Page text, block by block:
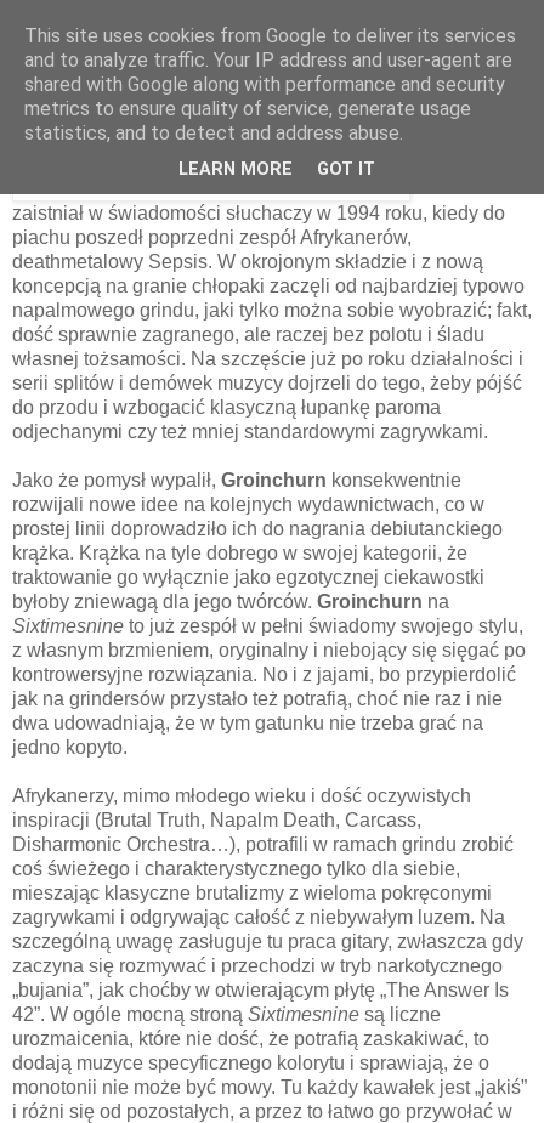
29 października 2023
Groinchurn – Sixtimesnine [1997]
zaistniał w świadomości słuchaczy w 1994 roku, kiedy do
piachu poszedł poprzedni zespół Afrykanerów,
deathmetalowy Sepsis. W okrojonym składzie i z nową
koncepcją na granie chłopaki zaczęli od najbardziej typowo
napalmowego grindu, jaki tylko można sobie wyobrazić; fakt,
dość sprawnie zagranego, ale raczej bez polotu i śladu
własnej tożsamości. Na szczęście już po roku działalności i
serii splitów i demówek muzycy dojrzeli do tego, żeby pójść
do przodu i wzbogacić klasyczną łupankę paroma
odjechanymi czy też mniej standardowymi zagrywkami.
Jako że pomysł wypalił, Groinchurn konsekwentnie
rozwijali nowe idee na kolejnych wydawnictwach, co w
prostej linii doprowadziło ich do nagrania debiutanckiego
krążka. Krążka na tyle dobrego w swojej kategorii, że
traktowanie go wyłącznie jako egzotycznej ciekawostki
byłoby zniewagą dla jego twórców. Groinchurn na
Sixtimesnine to już zespół w pełni świadomy swojego stylu,
z własnym brzmieniem, oryginalny i niebojący się sięgać po
kontrowersyjne rozwiązania. No i z jajami, bo przypierdolić
jak na grindersów przystało też potrafią, choć nie raz i nie
dwa udowadniają, że w tym gatunku nie trzeba grać na
jedno kopyto.
Afrykanerzy, mimo młodego wieku i dość oczywistych
inspiracji (Brutal Truth, Napalm Death, Carcass,
Disharmonic Orchestra…), potrafili w ramach grindu zrobić
coś świeżego i charakterystycznego tylko dla siebie,
mieszając klasyczne brutalizmy z wieloma pokręconymi
zagrywkami i odgrywając całość z niebywałym luzem. Na
szczególną uwagę zasługuje tu praca gitary, zwłaszcza gdy
zaczyna się rozmywać i przechodzi w tryb narkotycznego
„bujania”, jak choćby w otwierającym płytę „The Answer Is
42”. W ogóle mocną stroną Sixtimesnine są liczne
urozmaicenia, które nie dość, że potrafią zaskakiwać, to
dodają muzyce specyficznego kolorytu i sprawiają, że o
monotonii nie może być mowy. Tu każdy kawałek jest „jakiś”
i różni się od pozostałych, a przez to łatwo go przywołać w
This site uses cookies from Google to deliver its services
and to analyze traffic. Your IP address and user-agent are
shared with Google along with performance and security
metrics to ensure quality of service, generate usage
statistics, and to detect and address abuse.
LEARN MORE GOT IT